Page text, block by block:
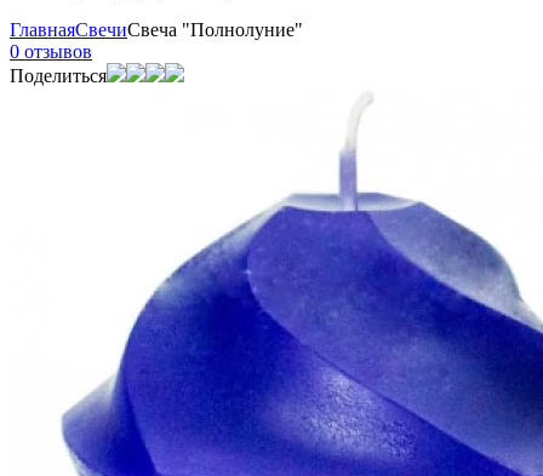
ГлавнаяСвечиСвеча "Полнолуние"
0 отзывов
Поделиться